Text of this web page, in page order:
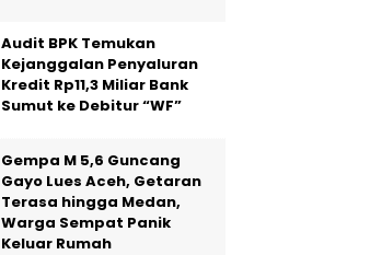
Audit BPK Temukan
Kejanggalan Penyaluran
Kredit Rp11,3 Miliar Bank
Sumut ke Debitur “WF”
Gempa M 5,6 Guncang
Gayo Lues Aceh, Getaran
Terasa hingga Medan,
Warga Sempat Panik
Keluar Rumah